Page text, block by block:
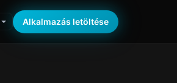
Alkalmazás letöltése